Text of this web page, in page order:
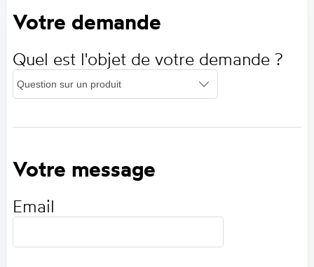
Votre demande
Quel est l'objet de votre demande ?
Votre message
Email